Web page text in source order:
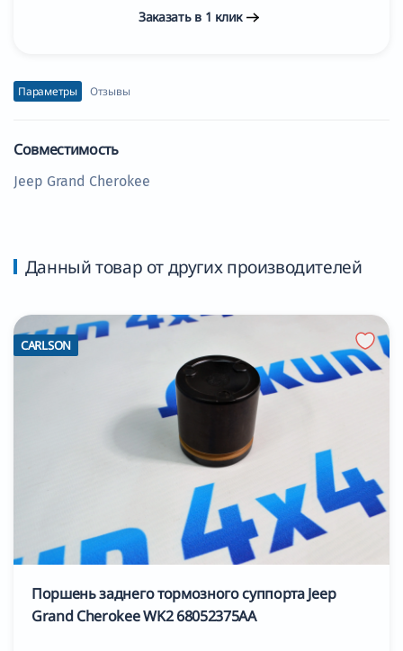
Заказать в 1 клик
Параметры Отзывы
Совместимость
Jeep Grand Cherokee
Данный товар от других производителей
CARLSON
Поршень заднего тормозного суппорта Jeep
Grand Cherokee WK2 68052375AA